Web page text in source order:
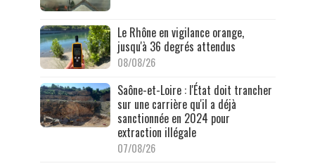
Le Rhône en vigilance orange,
jusqu'à 36 degrés attendus
08/08/26
Saône-et-Loire : l'État doit trancher
sur une carrière qu'il a déjà
sanctionnée en 2024 pour
extraction illégale
07/08/26